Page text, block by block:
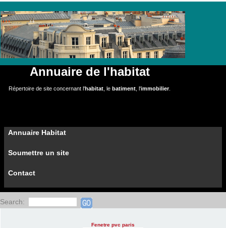
Annuaire de l'habitat
Répertoire de site concernant l'habitat , le batiment , l'immobilier.
Annuaire Habitat
Soumettre un site
Contact
Search:
Fenetre pvc paris